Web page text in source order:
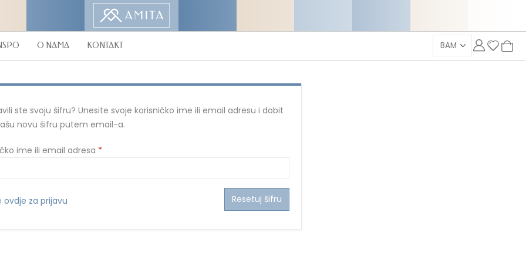
O NAMA KONTAKT
ste svoju šifru? Unesite svoje korisničko ime ili email adresu i dobit
novu šifru putem email-a.
ime ili email adresa *
ovdje za prijavu Resetuj šifru